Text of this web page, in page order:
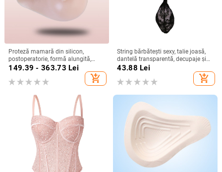
Proteză mamară din silicon,
postoperatorie, formă alungită,
înaltă calitate, respirabilă
149.39 - 363.73 Lei
add_shopping_cart
String bărbătești sexy, talie joasă,
dantelă transparentă, decupaje și
buzunar mic
43.88 Lei
add_shopping_cart